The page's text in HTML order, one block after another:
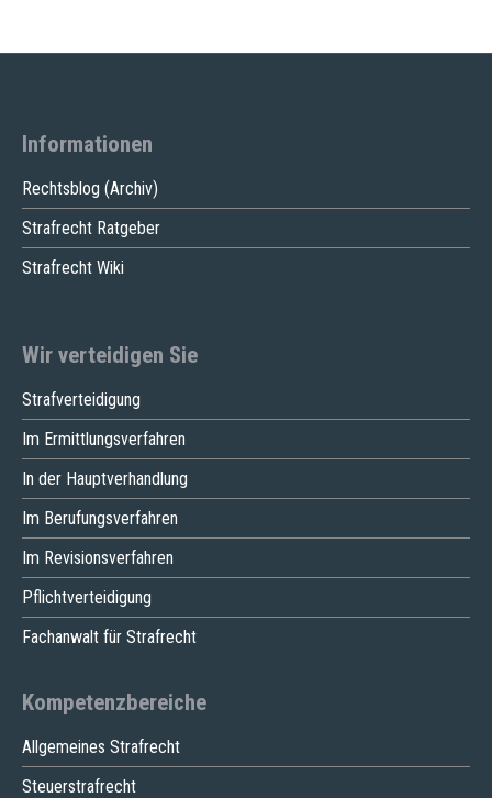
Informationen
Rechtsblog (Archiv)
Strafrecht Ratgeber
Strafrecht Wiki
Wir verteidigen Sie
Strafverteidigung
Im Ermittlungsverfahren
In der Hauptverhandlung
Im Berufungsverfahren
Im Revisionsverfahren
Pflichtverteidigung
Fachanwalt für Strafrecht
Kompetenzbereiche
Allgemeines Strafrecht
Steuerstrafrecht